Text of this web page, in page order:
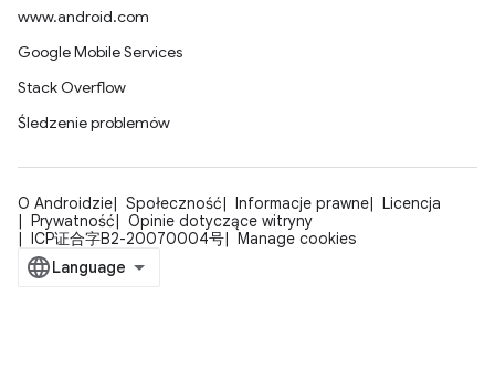
www.android.com
Google Mobile Services
Stack Overflow
Śledzenie problemów
O Androidzie Społeczność Informacje prawne
Licencja
Prywatność
Opinie dotyczące witryny
ICP证合字B2-20070004号
Manage cookies